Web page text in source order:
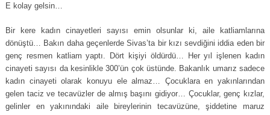
E kolay gelsin…
Bir kere kadın cinayetleri sayısı emin olsunlar ki, aile katliamlarına
dönüştü… Bakın daha geçenlerde Sivas’ta bir kızı sevdiğini iddia eden bir
genç resmen katliam yaptı. Dört kişiyi öldürdü… Her yıl işlenen kadın
cinayeti sayısı da kesinlikle 300’ün çok üstünde. Bakanlık umarız sadece
kadın cinayeti olarak konuyu ele almaz… Çocuklara en yakınlarından
gelen taciz ve tecavüzler de almış başını gidiyor… Çocuklar, genç kızlar,
gelinler en yakınındaki aile bireylerinin tecavüzüne, şiddetine maruz